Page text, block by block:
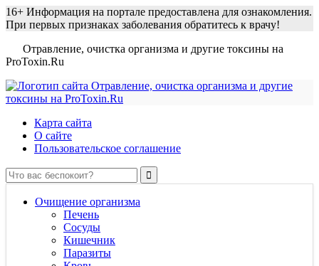
16+ Информация на портале предоставлена для ознакомления.
При первых признаках заболевания обратитесь к врачу!
Отравление, очистка организма и другие токсины на
ProToxin.Ru
Карта сайта
О сайте
Пользовательское соглашение
Очищение организма
Печень
Сосуды
Кишечник
Паразиты